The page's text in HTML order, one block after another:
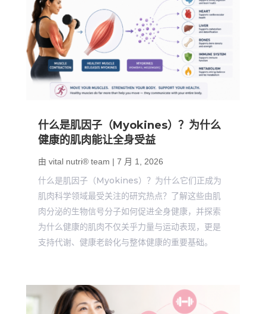
什么是肌因子（Myokines）？为什么
健康的肌肉能让全身受益
由 vital nutri® team | 7 月 1, 2026
什么是肌因子（Myokines）？为什么它们正成为
肌肉科学领域最受关注的研究热点？了解这些由肌
肉分泌的生物信号分子如何促进全身健康，并探索
为什么健康的肌肉不仅关乎力量与运动表现，更是
支持代谢、健康老龄化与整体健康的重要基础。